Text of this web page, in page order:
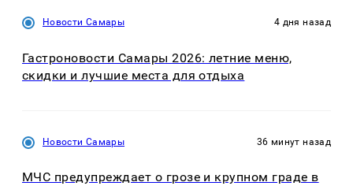
Новости Самары 4 дня назад
Гастроновости Самары 2026: летние меню,
скидки и лучшие места для отдыха
Новости Самары 36 минут назад
МЧС предупреждает о грозе и крупном граде в